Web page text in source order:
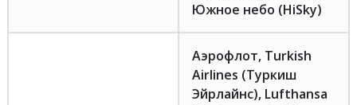
Южное небо (HiSky)
Аэрофлот, Turkish
Airlines (Туркиш
Эйрлайнс), Lufthansa